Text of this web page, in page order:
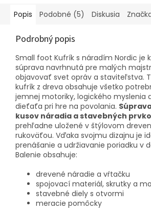
Popis Podobné (5) Diskusia
Podrobný popis
Small foot Kufrík s náradím Nordic je
súprava navrhnutá pre malých
objavovať svet opráv a staviteľstva.
kufrík z dreva obsahuje všetko
jemnej motoriky, logického myslenia
dieťaťa pri hre na povolania.
kusov náradia a stavebných
prehľadne uložené v štýlovom
rukoväťou. Vďaka svojmu dizajnu je
prenášanie a udržiavanie poriadku v
Balenie obsahuje:
drevené náradie a vŕtačku
spojovací materiál, skrutky a
stavebné diely s otvormi
meracie pomôcky